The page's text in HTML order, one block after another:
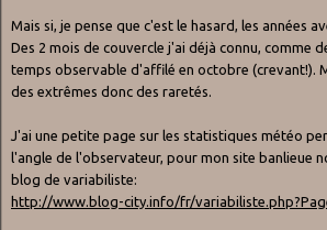
Mais si, je pense que c'est le hasard, les années
Des 2 mois de couvercle j'ai déjà connu, comme
temps observable d'affilé en octobre (crevant!).
des extrêmes donc des raretés.
J'ai une petite page sur les statistiques météo
l'angle de l'observateur, pour mon site banlieue
blog de variabiliste:
http://www.blog-city.info/fr/